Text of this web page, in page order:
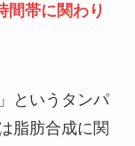
間帯に関わり
というタンパ
脂肪合成に関